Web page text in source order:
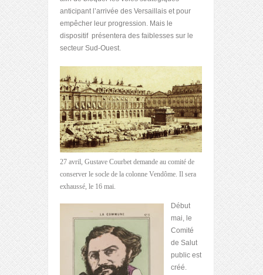
anticipant l’arrivée des Versaillais et pour
empêcher leur progression. Mais le
dispositif présentera des faiblesses sur le
secteur Sud-Ouest.
27 avril, Gustave Courbet demande au comité de
conserver le socle de la colonne Vendôme. Il sera
exhaussé, le 16 mai.
Début
mai, le
Comité
de Salut
public est
créé.